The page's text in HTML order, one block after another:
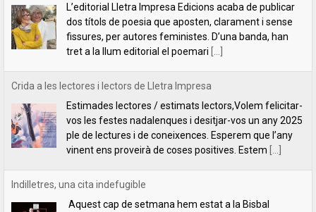
vos les festes nadalenques i desitjar-vos un any 2025
ple de lectures i de coneixences. Esperem que l’any
vinent ens proveirà de coses positives. Estem [...]
Indilletres, una cita indefugible
Aquest cap de setmana hem estat a la Bisbal
d’Empordà, a la fira del llibre Indilletres. És la cinquena
vegada que hi participem. De Gandia –el bressol dels
clàssics de[...]
Lletra Impresa Edicions participa en la 28 edició de la Fira del Llibre
del Pirineu
Com cada any, Lletra Impresa Edicions participa en la